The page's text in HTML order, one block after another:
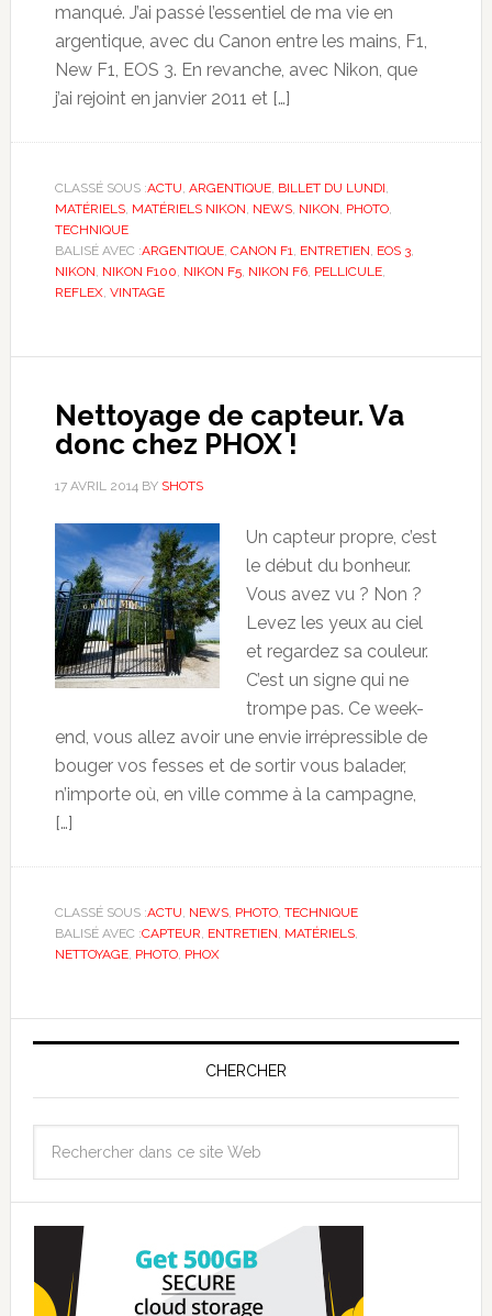
manqué. J’ai passé l’essentiel de ma vie en
argentique, avec du Canon entre les mains, F1,
New F1, EOS 3. En revanche, avec Nikon, que
j’ai rejoint en janvier 2011 et […]
CLASSÉ SOUS :ACTU ARGENTIQUE, BILLET DU LUNDI
MATÉRIELS, MATÉRIELS NIKON NEWS, NIKON PHOTO,
TECHNIQUE
BALISÉ AVEC :ARGENTIQUE, CANON F1 ENTRETIEN EOS 3,
NIKON NIKON F100 NIKON F5, NIKON F6, PELLICULE,
REFLEX, VINTAGE
Nettoyage de capteur. Va
donc chez PHOX !
17 AVRIL 2014 BY SHOTS
Un capteur propre, c’est
le début du bonheur.
Vous avez vu ? Non ?
Levez les yeux au ciel
et regardez sa couleur.
C’est un signe qui ne
trompe pas. Ce week-
end, vous allez avoir une envie irrépressible de
bouger vos fesses et de sortir vous balader,
n’importe où, en ville comme à la campagne,
[…]
CLASSÉ SOUS :ACTU NEWS, PHOTO, TECHNIQUE
BALISÉ AVEC :CAPTEUR ENTRETIEN MATÉRIELS,
NETTOYAGE, PHOTO, PHOX
CHERCHER